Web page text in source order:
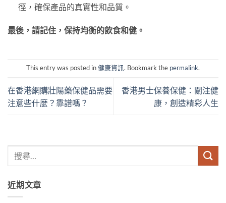
徑，確保產品的真實性和品質。
最後，請記住，保持均衡的飲食和健。
This entry was posted in健康資訊. Bookmark the permalink.
在香港網購壯陽藥保健品需要
注意些什麼？靠譜嗎？
香港男士保養保健：關注健
康，創造精彩人生
近期文章